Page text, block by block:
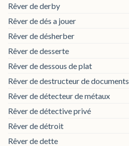
Rêver de derby
Rêver de dés a jouer
Rêver de désherber
Rêver de desserte
Rêver de dessous de plat
Rêver de destructeur de documents
Rêver de détecteur de métaux
Rêver de détective privé
Rêver de détroit
Rêver de dette